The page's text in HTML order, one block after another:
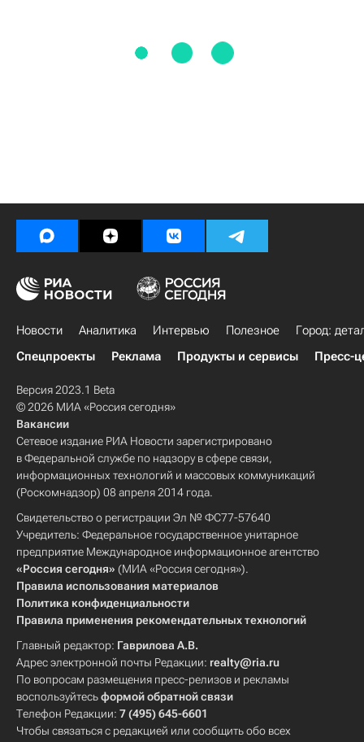
Новости Аналитика Интервью Полезное
Город:
Спецпроекты
Реклама Продукты и сервисы Пресс-
Версия 2023.1 Beta
© 2026 МИА «Россия сегодня»
Вакансии
Сетевое издание РИА Новости зарегистрировано
в Федеральной службе по надзору в сфере связи,
информационных технологий и массовых коммуникаций
(Роскомнадзор) 08 апреля 2014 года.
Свидетельство о регистрации Эл № ФС77-57640
Учредитель: Федеральное государственное унитарное
предприятие Международное информационное агентство
«Россия сегодня» (МИА «Россия сегодня»).
Правила использования материалов
Политика конфиденциальности
Правила применения рекомендательных технологий
Главный редактор: Гаврилова А.В.
Адрес электронной почты Редакции: realty@ria.ru
По вопросам размещения пресс-релизов и рекламы
воспользуйтесьформой обратной связи
Телефон Редакции: 7 (495) 645-6601
Чтобы связаться с редакцией или сообщить обо всех